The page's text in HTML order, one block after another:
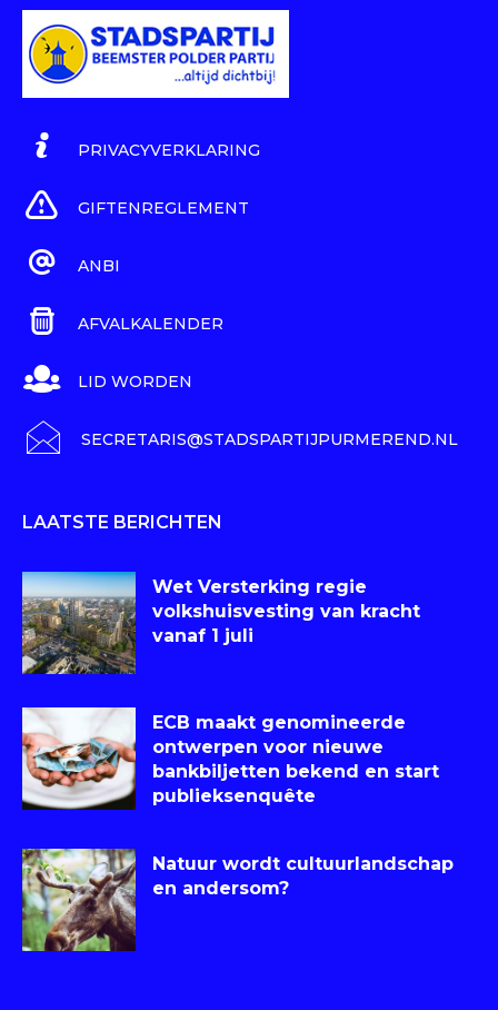
PRIVACYVERKLARING
GIFTENREGLEMENT
ANBI
AFVALKALENDER
LID WORDEN
SECRETARIS@STADSPARTIJPURMEREND.NL
LAATSTE BERICHTEN
Wet Versterking regie
volkshuisvesting van kracht
vanaf 1 juli
ECB maakt genomineerde
ontwerpen voor nieuwe
bankbiljetten bekend en start
publieksenquête
Natuur wordt cultuurlandschap
en andersom?